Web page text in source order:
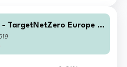
- TargetNetZero Europe E
Hdg (USD) NA